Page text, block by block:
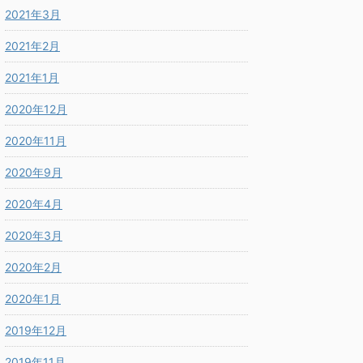
2021年3月
2021年2月
2021年1月
2020年12月
2020年11月
2020年9月
2020年4月
2020年3月
2020年2月
2020年1月
2019年12月